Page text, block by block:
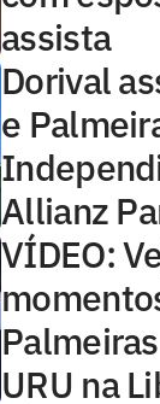
assista
Dorival
e
Allianz
VÍDEO:
URU na